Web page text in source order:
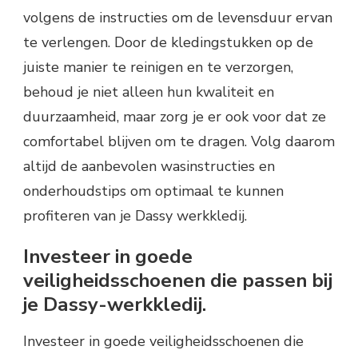
volgens de instructies om de levensduur ervan
te verlengen. Door de kledingstukken op de
juiste manier te reinigen en te verzorgen,
behoud je niet alleen hun kwaliteit en
duurzaamheid, maar zorg je er ook voor dat ze
comfortabel blijven om te dragen. Volg daarom
altijd de aanbevolen wasinstructies en
onderhoudstips om optimaal te kunnen
profiteren van je Dassy werkkledij.
Investeer in goede
veiligheidsschoenen die passen bij
je Dassy-werkkledij.
Investeer in goede veiligheidsschoenen die